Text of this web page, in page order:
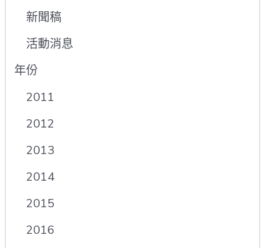
新聞稿
活動消息
年份
2011
2012
2013
2014
2015
2016